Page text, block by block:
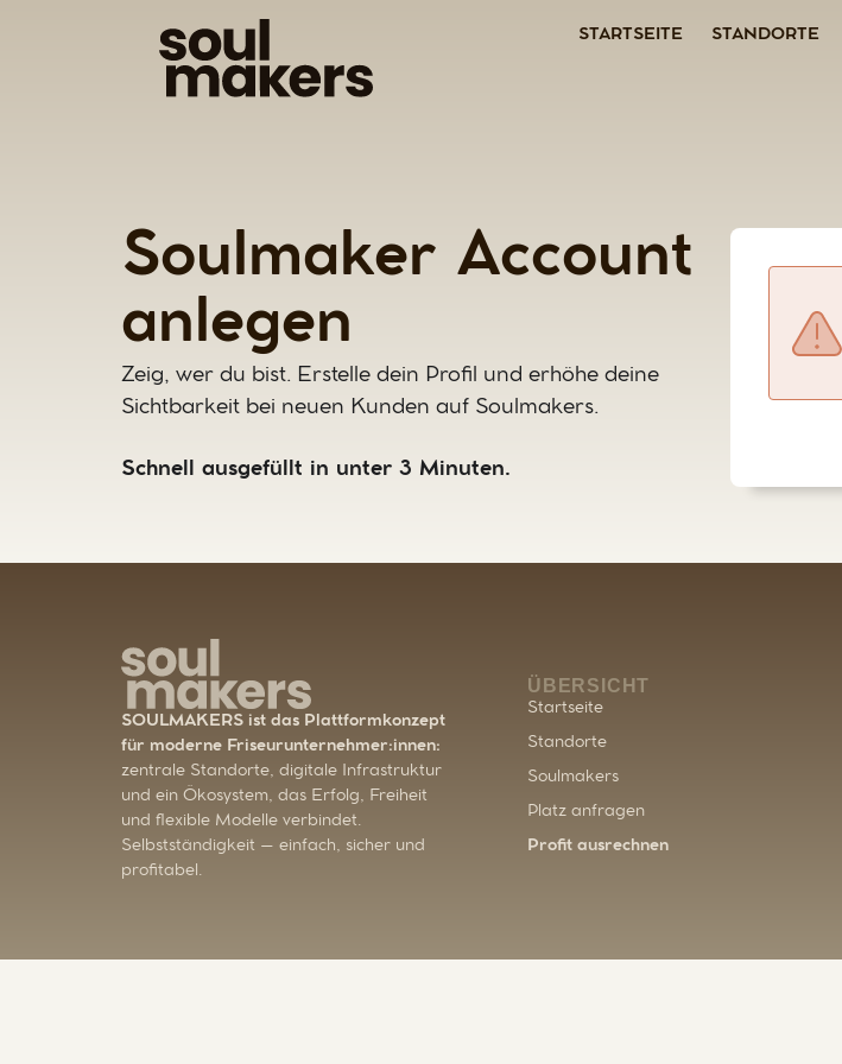
STARTSEITE STANDORTE
Soulmaker Account
anlegen
Zeig, wer du bist. Erstelle dein Profil und erhöhe deine
Sichtbarkeit bei neuen Kunden auf Soulmakers.
Schnell ausgefüllt in unter 3 Minuten.
SOULMAKERS ist das Plattformkonzept
für moderne Friseurunternehmer:innen:
zentrale Standorte, digitale Infrastruktur
und ein Ökosystem, das Erfolg, Freiheit
und flexible Modelle verbindet.
Selbstständigkeit – einfach, sicher und
profitabel.
ÜBERSICHT
Startseite
Standorte
Soulmakers
Platz anfragen
Profit ausrechnen